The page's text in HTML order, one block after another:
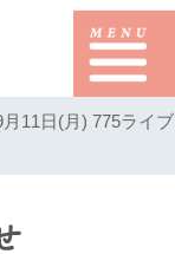
11日(月) 775ライブ